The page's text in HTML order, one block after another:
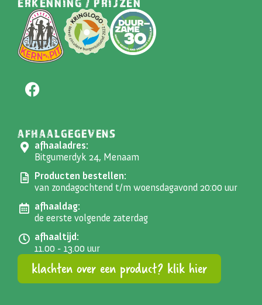
AFHAALGEGEVENS
afhaaladres:
Bitgumerdyk 24, Menaam
Producten bestellen:
van zondagochtend t/m woensdagavond 20:00 uur
afhaaldag:
de eerste volgende zaterdag
afhaaltijd:
11.00 - 13.00 uur
klachten over een product? klik hier